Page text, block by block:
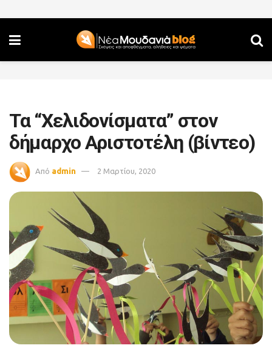
Τα “Χελιδονίσματα” στον
δήμαρχο Αριστοτέλη (βίντεο)
Από admin 2 Μαρτίου, 2020